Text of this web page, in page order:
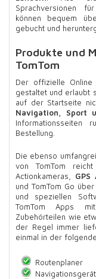
Sprachversionen
können bequem
gebucht und
Produkte und
TomTom
Der offizielle Online
gestaltet und erlaubt
auf der Startseite
Navigation, Sport
Informationsseiten
Bestellung.
Die ebenso
von TomTom
Actionkameras,
und TomTom Go
und speziellen
TomTom Apps
Zubehörteilen wie
der Regel immer
einmal in der
Routenplaner